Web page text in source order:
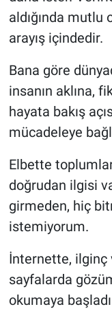
aldığında mutlu
arayış içindedir.
Bana göre
insanın aklına,
hayata bakış
mücadeleye
Elbette
doğrudan ilgisi
girmeden, hiç
istemiyorum.
İnternette, ilginç
sayfalarda
okumaya